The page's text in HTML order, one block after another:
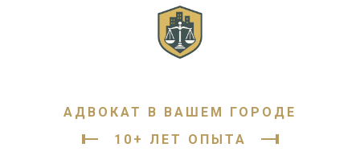
АДВОКАТ В ВАШЕМ ГОРОДЕ
10+ ЛЕТ ОПЫТА